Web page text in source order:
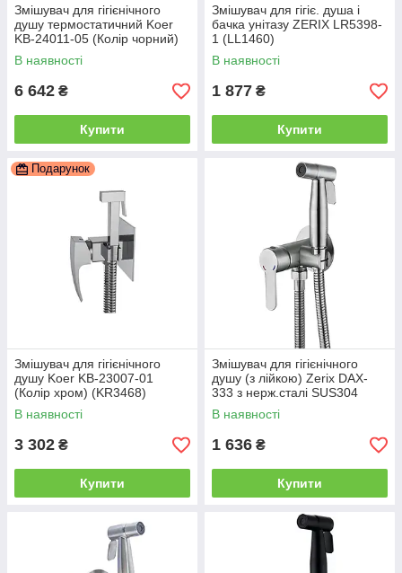
Змішувач для гігієнічного
душу термостатичний Koer
KB-24011-05 (Колір чорний)
(KR4735)
В наявності
6 642 ₴
Купити
Змішувач для гігіє. душа і
бачка унітазу ZERIX LR5398-
1 (LL1460)
В наявності
1 877 ₴
Купити
Подарунок
Змішувач для гігієнічного
душу Koer KB-23007-01
(Колір хром) (KR3468)
В наявності
3 302 ₴
Купити
Змішувач для гігієнічного
душу (з лійкою) Zerix DAX-
333 з нерж.сталі SUS304
(ZX4831)
В наявності
1 636 ₴
Купити